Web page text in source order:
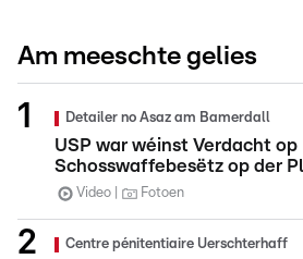
Am meeschte gelies
Detailer no Asaz am Bamerdall
USP war wéinst Verdacht op
Schosswaffebesëtz op der
Video Fotoen
Centre pénitentiaire Uerschterhaff